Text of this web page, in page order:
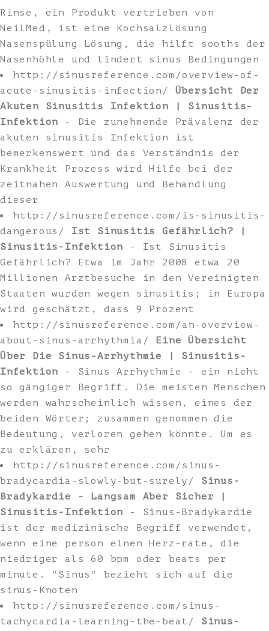
Rinse, ein Produkt vertrieben von
NeilMed, ist eine Kochsalzlösung
Nasenspülung Lösung, die hilft sooths der
Nasenhöhle und lindert sinus Bedingungen
http://sinusreference.com/overview-of-
acute-sinusitis-infection/ Übersicht Der
Akuten Sinusitis Infektion | Sinusitis-
Infektion - Die zunehmende Prävalenz der
akuten sinusitis Infektion ist
bemerkenswert und das Verständnis der
Krankheit Prozess wird Hilfe bei der
zeitnahen Auswertung und Behandlung
dieser
http://sinusreference.com/is-sinusitis-
dangerous/ Ist Sinusitis Gefährlich? |
Sinusitis-Infektion - Ist Sinusitis
Gefährlich? Etwa im Jahr 2008 etwa 20
Millionen Arztbesuche in den Vereinigten
Staaten wurden wegen sinusitis; in Europa
wird geschätzt, dass 9 Prozent
http://sinusreference.com/an-overview-
about-sinus-arrhythmia/ Eine Übersicht
Über Die Sinus-Arrhythmie | Sinusitis-
Infektion - Sinus Arrhythmie - ein nicht
so gängiger Begriff. Die meisten Menschen
werden wahrscheinlich wissen, eines der
beiden Wörter; zusammen genommen die
Bedeutung, verloren gehen könnte. Um es
zu erklären, sehr
http://sinusreference.com/sinus-
bradycardia-slowly-but-surely/ Sinus-
Bradykardie - Langsam Aber Sicher |
Sinusitis-Infektion - Sinus-Bradykardie
ist der medizinische Begriff verwendet,
wenn eine person einen Herz-rate, die
niedriger als 60 bpm oder beats per
minute. "Sinus" bezieht sich auf die
sinus-Knoten
http://sinusreference.com/sinus-
tachycardia-learning-the-beat/ Sinus-